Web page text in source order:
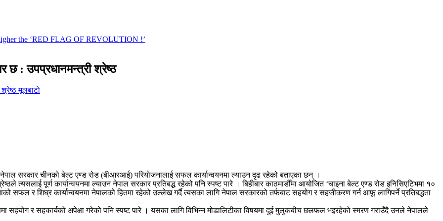
छ : उपप्रधानमन्त्री श्रेष्ठ
मूलबाटाे
नेपाल सरकार चीनको बेल्ट एण्ड रोड (बीआरआई) परियोजनालाई सफल कार्यान्वयनमा ल्याउन दृढ रहेको बताएका छन् ।
त्यसलाई पूर्ण कार्यान्वयनमा ल्याउन नेपाल सरकार प्रतिबद्ध रहेको पनि स्पष्ट पारे । बिहीबार काठमाडौँमा आयोजित ‘चाइना बेल्ट एण्ड रोड इनिसिएटिभमा १०
सफल र शिघ्र कार्यान्वयनमा नेपालको हितमा रहेको उल्लेख गर्दै त्यसका लागि नेपाल सरकारको तर्फबाट सहयोग र सहजीकरण गर्न आफू लागिपर्ने प्रतिबद्धता
सहयोग र सहकार्यको अपेक्षा गरेको पनि स्पष्ट पारे । यसका लागि विभिन्न मोडालिटीका विषयमा दुई मुलुकबीच छलफल भइरहेको स्मरण गराउँदै उनले नेपालले